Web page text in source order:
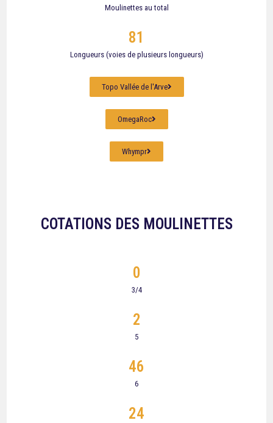
Moulinettes au total
Longueurs (voies de plusieurs longueurs)
81
Topo Vallée de l'Arve
OmegaRoc
Whympr
COTATIONS DES MOULINETTES
3/4
0
5
2
6
46
24